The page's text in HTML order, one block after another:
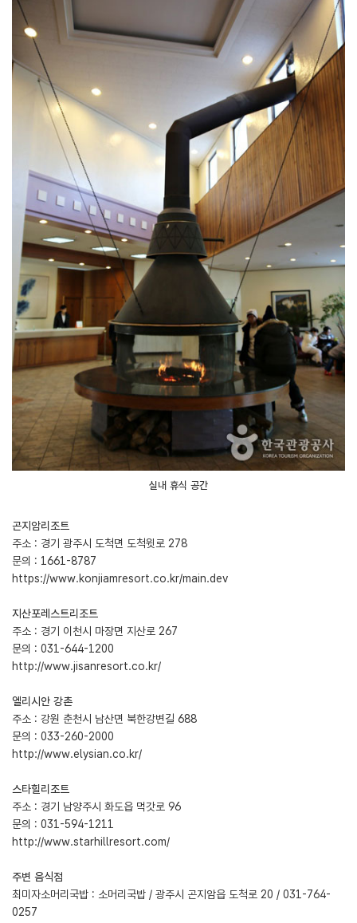
실내 휴식 공간
곤지암리조트
주소 : 경기 광주시 도척면 도척윗로 278
문의 : 1661-8787
https://www.konjiamresort.co.kr/main.dev
지산포레스트리조트
주소 : 경기 이천시 마장면 지산로 267
문의 : 031-644-1200
http://www.jisanresort.co.kr/
엘리시안 강촌
주소 : 강원 춘천시 남산면 북한강변길 688
문의 : 033-260-2000
http://www.elysian.co.kr/
스타힐리조트
주소 : 경기 남양주시 화도읍 먹갓로 96
문의 : 031-594-1211
http://www.starhillresort.com/
주변 음식점
최미자소머리국밥 : 소머리국밥 / 광주시 곤지암읍 도척로 20 / 031-764-
0257